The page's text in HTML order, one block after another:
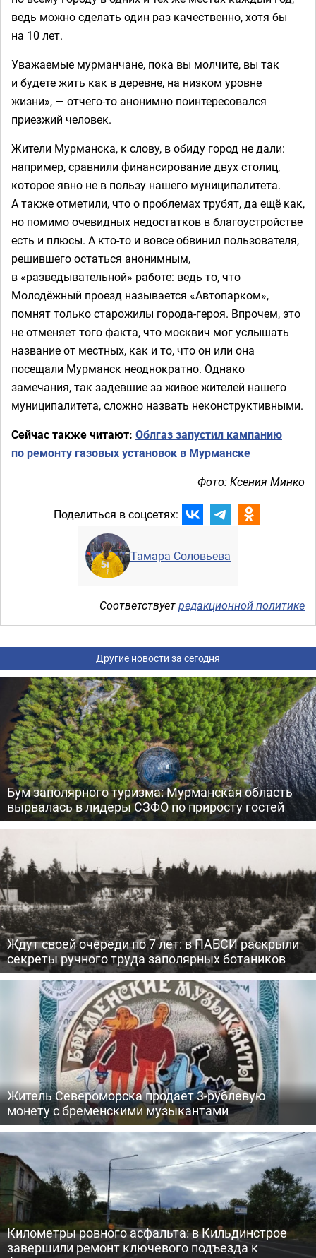
ведь можно сделать один раз качественно, хотя бы
на 10 лет.
Уважаемые мурманчане, пока вы молчите, вы так
и будете жить как в деревне, на низком уровне
жизни», — отчего-то анонимно поинтересовался
приезжий человек.
Жители Мурманска, к слову, в обиду город не дали:
например, сравнили финансирование двух столиц,
которое явно не в пользу нашего муниципалитета.
А также отметили, что о проблемах трубят, да ещё как,
но помимо очевидных недостатков в благоустройстве
есть и плюсы. А кто-то и вовсе обвинил пользователя,
решившего остаться анонимным,
в «разведывательной» работе: ведь то, что
Молодёжный проезд называется «Автопарком»,
помнят только старожилы города-героя. Впрочем, это
не отменяет того факта, что москвич мог услышать
название от местных, как и то, что он или она
посещали Мурманск неоднократно. Однако
замечания, так задевшие за живое жителей нашего
муниципалитета, сложно назвать неконструктивными.
Сейчас также читают: Облгаз запустил кампанию
по ремонту газовых установок в Мурманске
Фото: Ксения Минко
Поделиться в соцсетях:
Тамара Соловьева
Соответствуетредакционной политике
Другие новости за сегодня
Бум заполярного туризма: Мурманская область
вырвалась в лидеры СЗФО по приросту гостей
Ждут своей очереди по 7 лет: в ПАБСИ раскрыли
секреты ручного труда заполярных ботаников
Житель Североморска продает 3-рублевую
монету с бременскими музыкантами
Километры ровного асфальта: в Кильдинстрое
завершили ремонт ключевого подъезда к